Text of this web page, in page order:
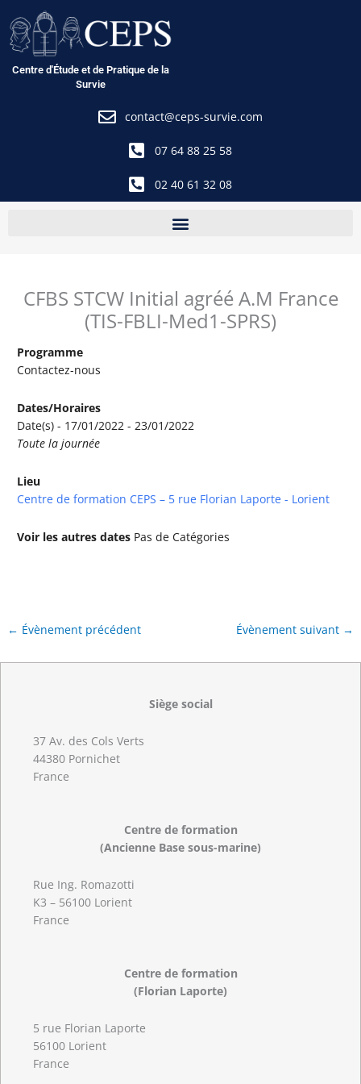
au
contenu
Centre d'Étude et de Pratique de la
Survie
contact@ceps-survie.com
07 64 88 25 58
02 40 61 32 08
CFBS STCW Initial agréé A.M France
(TIS-FBLI-Med1-SPRS)
Programme
Contactez-nous
Dates/Horaires
Date(s) - 17/01/2022 - 23/01/2022
Toute la journée
Lieu
Centre de formation CEPS – 5 rue Florian Laporte - Lorient
Voir les autres dates Pas de Catégories
← Évènement précédent Évènement suivant →
Siège social
37 Av. des Cols Verts
44380 Pornichet
France
Centre de formation
(Ancienne Base sous-marine)
Rue Ing. Romazotti
K3 – 56100 Lorient
France
Centre de formation
(Florian Laporte)
5 rue Florian Laporte
56100 Lorient
France